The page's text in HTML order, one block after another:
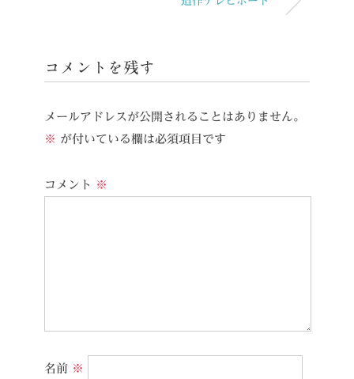
コメントを残す
メールアドレスが公開されることはありません。
※ が付いている欄は必須項目です
コメント ※
名前 ※